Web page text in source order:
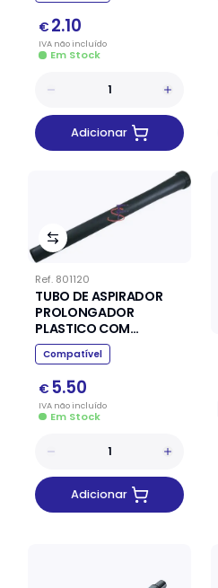
€ 2.10
IVA nãoincluído
Em Stock
Adicionar
Ref. 801120
TUBO DE ASPIRADOR
PROLONGADOR
PLASTICO COM
PIQUELETE HOOVER
Compatível
€ 5.50
IVA nãoincluído
Em Stock
Adicionar